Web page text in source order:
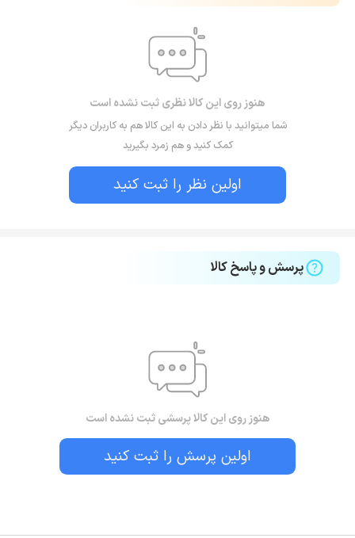
هنوز روی این کالا نظری ثبت نشده است
شما میتوانید با نظر دادن به این کالا هم به کاربران دیگر
کمک کنید و هم زمرد بگیرید
اولین نظر را ثبت کنید
پرسش و پاسخ کالا
هنوز روی این کالا پرسشی ثبت نشده است
اولین پرسش را ثبت کنید